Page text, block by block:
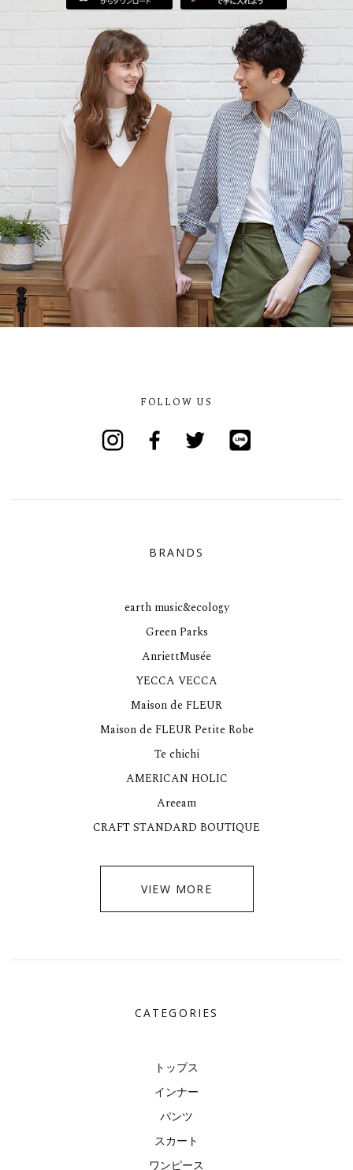
FOLLOW US
BRANDS
earth music&ecology
Green Parks
AnriettMusée
YECCA VECCA
Maison de FLEUR
Maison de FLEUR Petite Robe
Te chichi
AMERICAN HOLIC
Areeam
CRAFT STANDARD BOUTIQUE
VIEW MORE
CATEGORIES
トップス
インナー
パンツ
スカート
ワンピース